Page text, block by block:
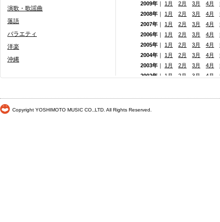
演歌・歌謡曲
落語
バラエティ
洋楽
沖縄
2009年 ｜ 1月 2月 3月 4月
2008年 ｜ 1月 2月 3月 4月
2007年 ｜ 1月 2月 3月 4月
2006年 ｜ 1月 2月 3月 4月
2005年 ｜ 1月 2月 3月 4月
2004年 ｜ 1月 2月 3月 4月
2003年 ｜ 1月 2月 3月 4月
2002年 ｜ 1月 2月 3月 4月
Copyright YOSHIMOTO MUSIC CO.,LTD. All Rights Reserved.